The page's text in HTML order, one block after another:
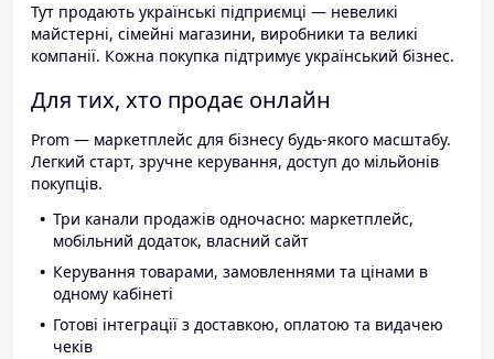
Тут продають українські підприємці — невеликі
майстерні, сімейні магазини, виробники та великі
компанії. Кожна покупка підтримує український бізнес.
Для тих, хто продає онлайн
Prom — маркетплейс для бізнесу будь-якого масштабу.
Легкий старт, зручне керування, доступ до мільйонів
покупців.
Три канали продажів одночасно: маркетплейс,
мобільний додаток, власний сайт
Керування товарами, замовленнями та цінами в
одному кабінеті
Готові інтеграції з доставкою, оплатою та видачею
чеків